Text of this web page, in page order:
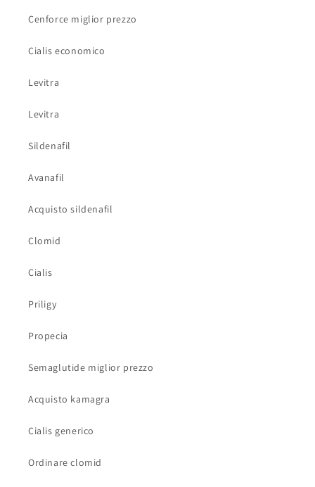
Cenforce miglior prezzo
Cialis economico
Levitra
Levitra
Sildenafil
Avanafil
Acquisto sildenafil
Clomid
Cialis
Priligy
Propecia
Semaglutide miglior prezzo
Acquisto kamagra
Cialis generico
Ordinare clomid